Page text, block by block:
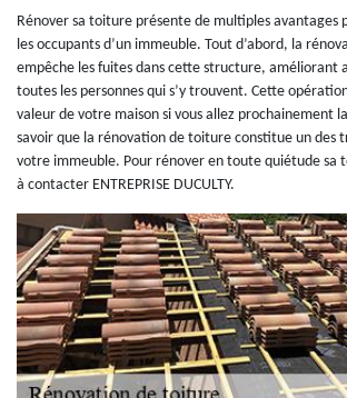
Rénover sa toiture présente de multiples
les occupants d’un immeuble. Tout d’abord, la
empêche les fuites dans cette structure, améliorant
toutes les personnes qui s’y trouvent. Cette
valeur de votre maison si vous allez prochainement
savoir que la rénovation de toiture constitue un des
votre immeuble. Pour rénover en toute quiétude sa
à contacter ENTREPRISE DUCULTY.